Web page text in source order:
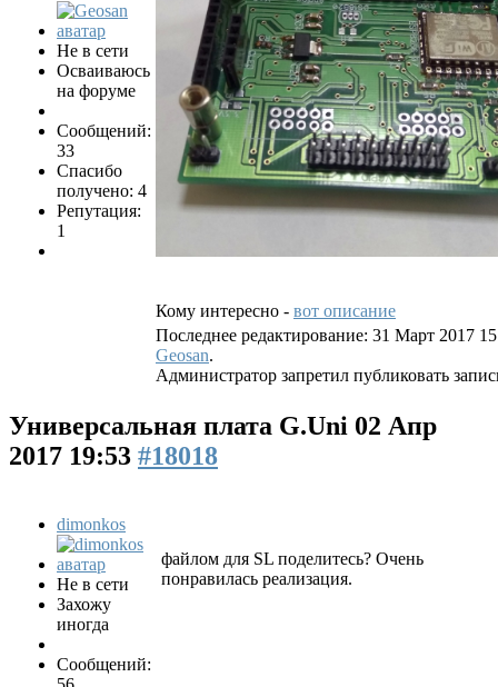
Не в сети
Осваиваюсь
на форуме
Сообщений:
33
Спасибо
получено: 4
Репутация:
1
Кому интересно - вот описание
Последнее редактирование: 31 Март 2017
Geosan.
Администратор запретил публиковать
Универсальная плата G.Uni 02 Апр
2017 19:53 #18018
dimonkos
Не в сети
Захожу
иногда
Сообщений:
файлом для SL поделитесь? Очень
понравилась реализация.